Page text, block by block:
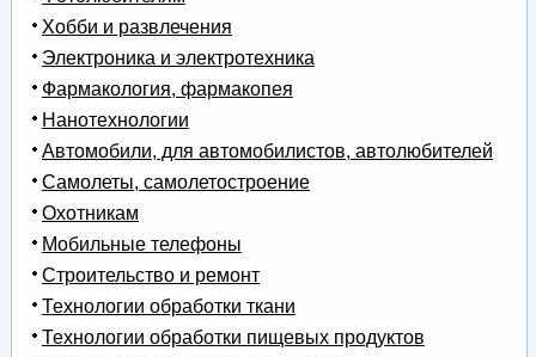
Хобби и развлечения
Электроника и электротехника
Фармакология, фармакопея
Нанотехнологии
Автомобили, для автомобилистов, автолюбителей
Самолеты, самолетостроение
Охотникам
Мобильные телефоны
Строительство и ремонт
Технологии обработки ткани
Технологии обработки пищевых продуктов